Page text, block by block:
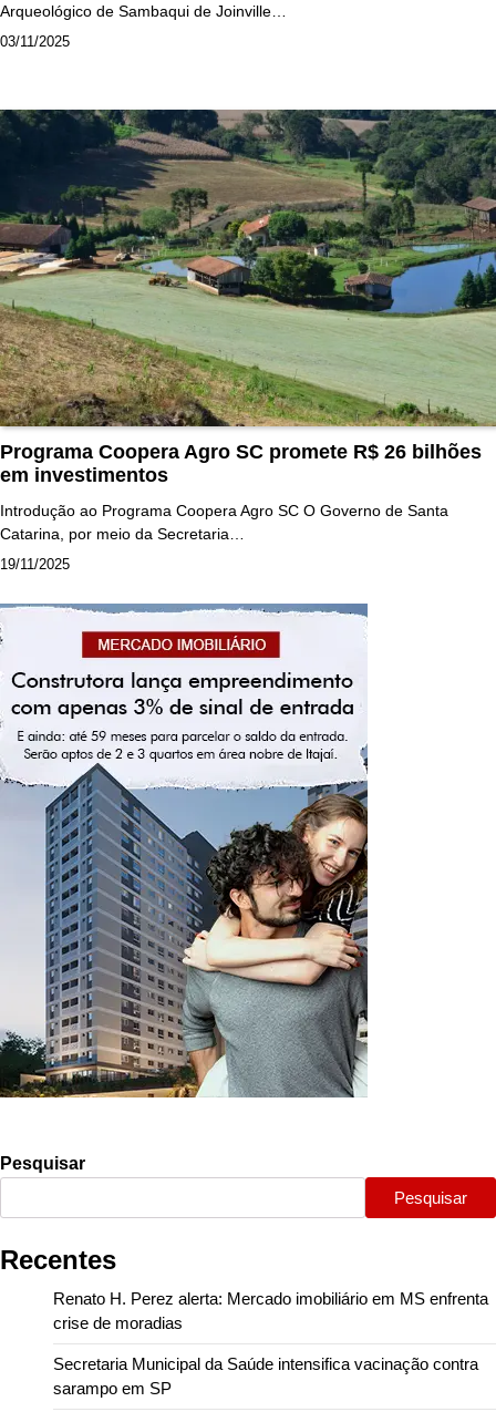
Arqueológico de Sambaqui de Joinville…
03/11/2025
Programa Coopera Agro SC promete R$ 26 bilhões
em investimentos
Introdução ao Programa Coopera Agro SC O Governo de Santa
Catarina, por meio da Secretaria…
19/11/2025
Pesquisar
Pesquisar
Recentes
Renato H. Perez alerta: Mercado imobiliário em MS enfrenta
crise de moradias
Secretaria Municipal da Saúde intensifica vacinação contra
sarampo em SP